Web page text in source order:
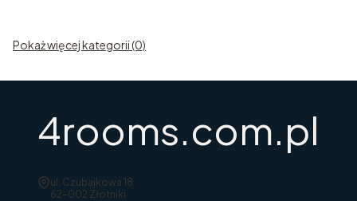
Pokaż więcej kategorii (0)
4rooms.com.pl
Adres:
ul. Czubajkowa 18
62-002 Złotniki